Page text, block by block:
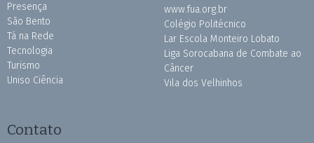
Presença
São Bento
Tá na Rede
Tecnologia
Turismo
Uniso Ciência
www.fua.org.br
Colégio Politécnico
Lar Escola Monteiro Lobato
Liga Sorocabana de Combate ao
Câncer
Vila dos Velhinhos
Contato